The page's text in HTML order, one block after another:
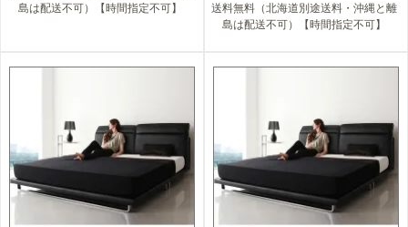
島は配送不可）【時間指定不可】
送料無料（北海道別途送料・沖縄と離
島は配送不可）【時間指定不可】